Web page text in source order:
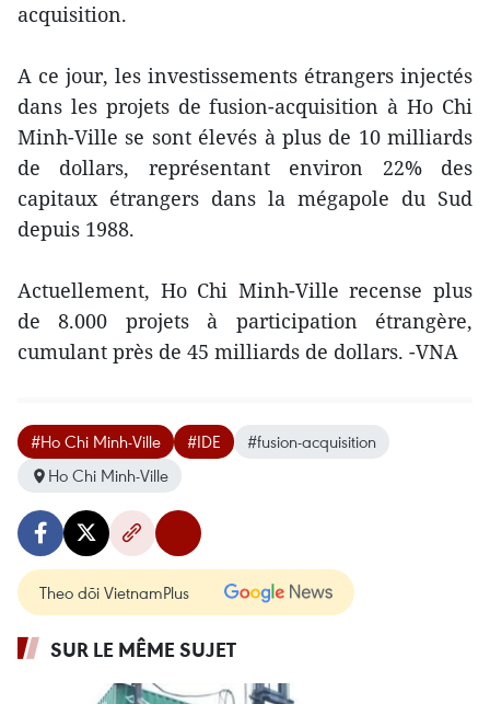
acquisition.
A ce jour, les investissements étrangers injectés
dans les projets de fusion-acquisition à Ho Chi
Minh-Ville se sont élevés à plus de 10 milliards
de dollars, représentant environ 22% des
capitaux étrangers dans la mégapole du Sud
depuis 1988.
Actuellement, Ho Chi Minh-Ville recense plus
de 8.000 projets à participation étrangère,
cumulant près de 45 milliards de dollars. -VNA
#Ho Chi Minh-Ville #IDE
#fusion-acquisition
Ho Chi Minh-Ville
Theo dõi VietnamPlus
SUR LE MÊME SUJET